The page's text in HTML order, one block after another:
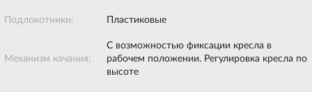
Подлокотники: Пластиковые
Механизм качания:
С возможностью фиксации кресла в
рабочем положении. Регулировка кресла по
высоте